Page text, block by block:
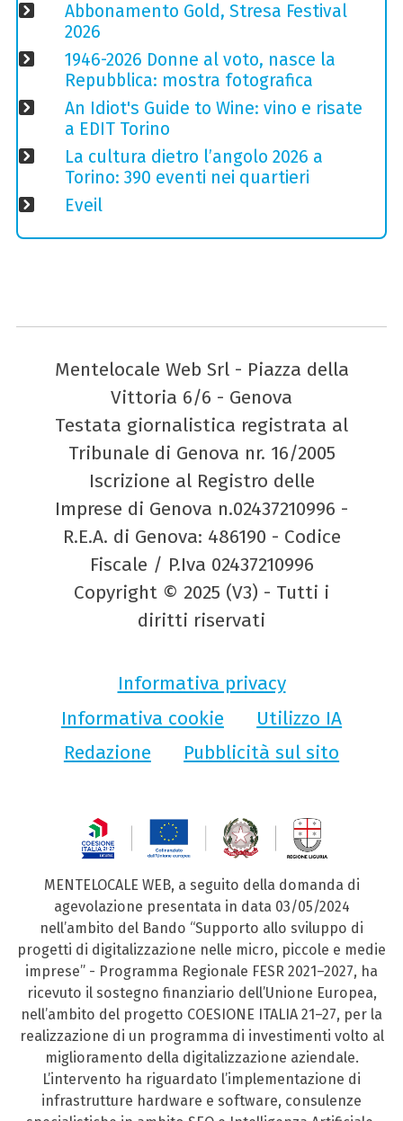
Abbonamento Gold, Stresa Festival
2026
1946-2026 Donne al voto, nasce la
Repubblica: mostra fotografica
An Idiot's Guide to Wine: vino e risate
a EDIT Torino
La cultura dietro l’angolo 2026 a
Torino: 390 eventi nei quartieri
Eveil
Mentelocale Web Srl - Piazza della
Vittoria 6/6 - Genova
Testata giornalistica registrata al
Tribunale di Genova nr. 16/2005
Iscrizione al Registro delle
Imprese di Genova n.02437210996 -
R.E.A. di Genova: 486190 - Codice
Fiscale / P.Iva 02437210996
Copyright © 2025 (V3) - Tutti i
diritti riservati
Informativa privacy
Informativa cookie
Utilizzo IA
Redazione
Pubblicità sul sito
MENTELOCALE WEB, a seguito della domanda di
agevolazione presentata in data 03/05/2024
nell’ambito del Bando “Supporto allo sviluppo di
progetti di digitalizzazione nelle micro, piccole e medie
imprese” - Programma Regionale FESR 2021–2027, ha
ricevuto il sostegno finanziario dell’Unione Europea,
nell’ambito del progetto COESIONE ITALIA 21–27, per la
realizzazione di un programma di investimenti volto al
miglioramento della digitalizzazione aziendale.
L’intervento ha riguardato l’implementazione di
infrastrutture hardware e software, consulenze